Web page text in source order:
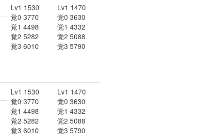
Lv1 1530
覚0 3770
覚1 4498
覚2 5282
覚3 6010
Lv1 1470
覚0 3630
覚1 4332
覚2 5088
覚3 5790
Lv1 1530
覚0 3770
覚1 4498
覚2 5282
覚3 6010
Lv1 1470
覚0 3630
覚1 4332
覚2 5088
覚3 5790